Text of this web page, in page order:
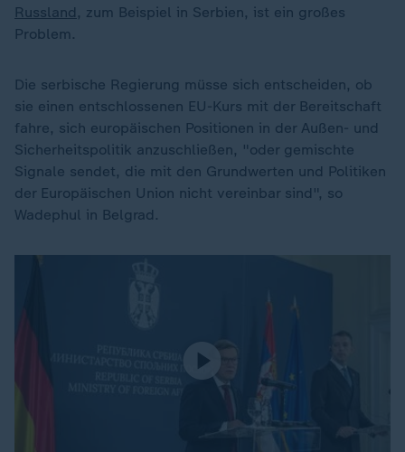
Russland , zum Beispiel in Serbien, ist ein großes
Problem.
Die serbische Regierung müsse sich entscheiden, ob
sie einen entschlossenen EU-Kurs mit der Bereitschaft
fahre, sich europäischen Positionen in der Außen- und
Sicherheitspolitik anzuschließen, "oder gemischte
Signale sendet, die mit den Grundwerten und Politiken
der Europäischen Union nicht vereinbar sind", so
Wadephul in Belgrad.